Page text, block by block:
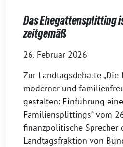
Das Ehegattensplitting
zeitgemäß
26. Februar 2026
Zur Landtagsdebatte
moderner und
gestalten: Einführung
Familiensplittings“ vom
finanzpolitische Sprecher
Landtagsfraktion von